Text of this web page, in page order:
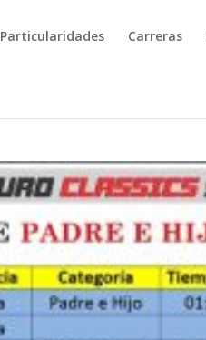
Particularidades Carreras